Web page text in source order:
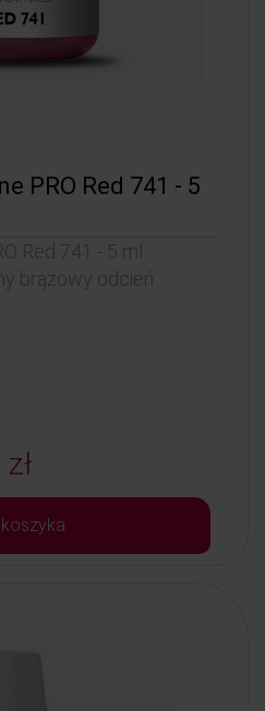
PRO Red 741 - 5
Red 741 - 5 ml
brązowy odcień